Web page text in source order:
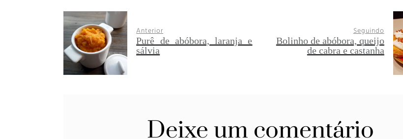
Anterior
Purê de abóbora, laranja e
sálvia
Seguindo
Bolinho de abóbora, queijo
de cabra e castanha
Deixe um comentário